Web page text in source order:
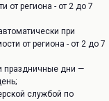
от региона - от 2 до 7
при
от региона - от 2 до 7
праздничные дни —
службой по